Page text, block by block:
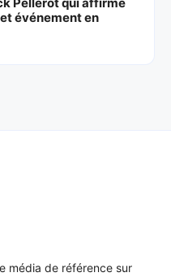
événement en
média de référence sur